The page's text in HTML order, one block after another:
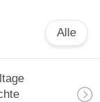
Alle